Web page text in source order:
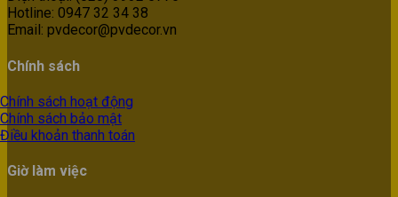
Hotline: 0947 32 34 38
Email: pvdecor@pvdecor.vn
Chính sách
Chính sách hoạt động
Chính sách bảo mật
Điều khoản thanh toán
Giờ làm việc